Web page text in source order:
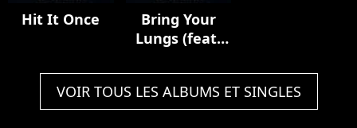
Hit It Once
Bring Your
Lungs (feat.
VOIR TOUS LES ALBUMS ET SINGLES